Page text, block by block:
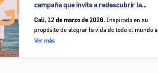
campaña que invita a redescubrir la
Cali, 12 de marzo de 2026. Inspirada en su
propósito de alegrar la vida de todo el mundo a
través del sabor, Colombina presenta Descubre
Ver más